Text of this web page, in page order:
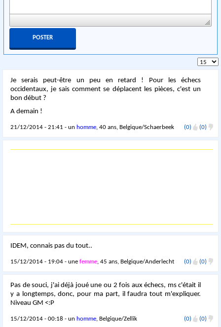
Je serais peut-être un peu en retard ! Pour les échecs
occidentaux, je sais comment se déplacent les pièces, c'est un
bon début ?
A demain !
21/12/2014 - 21:41 - un homme, 40 ans, Belgique/Schaerbeek (0) (0)
IDEM, connais pas du tout..
15/12/2014 - 19:04 - unefemme, 45 ans, Belgique/Anderlecht (0) (0)
Pas de souci, j'ai déjà joué une ou 2 fois aux échecs, ms c'était il
y a longtemps, donc, pour ma part, il faudra tout m'expliquer.
Niveau GM <:P
15/12/2014 - 00:18 - un homme, Belgique/Zellik (0) (0)